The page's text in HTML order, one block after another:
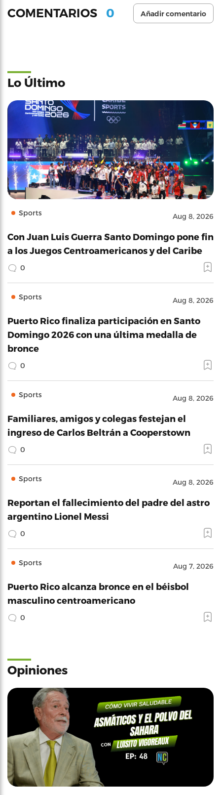
COMENTARIOS 0 Añadir comentario
Lo Último
Sports Aug 8, 2026
Con Juan Luis Guerra Santo Domingo pone fin
a los Juegos Centroamericanos y del Caribe
0
Sports Aug 8, 2026
Puerto Rico finaliza participación en Santo
Domingo 2026 con una última medalla de
bronce
0
Sports Aug 8, 2026
Familiares, amigos y colegas festejan el
ingreso de Carlos Beltrán a Cooperstown
0
Sports Aug 8, 2026
Reportan el fallecimiento del padre del astro
argentino Lionel Messi
0
Sports Aug 7, 2026
Puerto Rico alcanza bronce en el béisbol
masculino centroamericano
0
Opiniones